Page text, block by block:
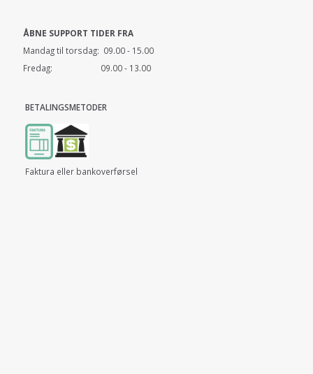
ÅBNE SUPPORT TIDER FRA
Mandag til torsdag: 09.00 - 15.00
Fredag: 09.00 - 13.00
BETALINGSMETODER
Faktura eller bankoverførsel